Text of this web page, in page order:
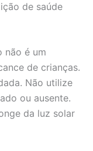
de saúde
não é um
de crianças.
Não utilize
ou ausente.
da luz solar